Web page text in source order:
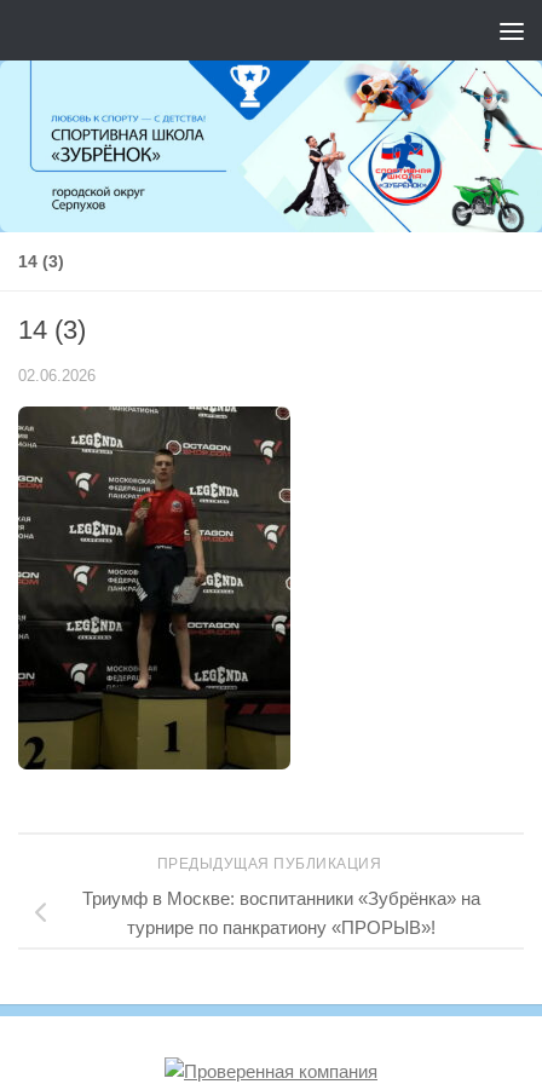
14 (3)
14 (3)
02.06.2026
ПРЕДЫДУЩАЯ ПУБЛИКАЦИЯ
Триумф в Москве: воспитанники «Зубрёнка» на
турнире по панкратиону «ПРОРЫВ»!